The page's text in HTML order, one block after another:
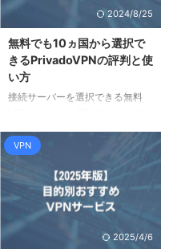
クスが禁止となりました。 イン
Meta社とトルコ政府の政治的姿
勢の違いによるものですが、ロブ
ロックはそれとは関係がないよう
です。 ロブロックスは、ユーザ
2024/8/25
無料でも10ヵ国から選択で
きるPrivadoVPNの評判と使
い方
接続サーバーを選択できる無料
れば、PrivadoVPNがおすすめで
す。この記事では、PrivadoVPN
の基本的な使い方と、料金プラン
の違い、Proton VPNとの比較、
評判についてご紹介しています。
ポイント PrivadoVPNの特徴と料
金プランの違い iOS、Android、
Windowsアプリの使い方 Proton
VPN
2025/4/6